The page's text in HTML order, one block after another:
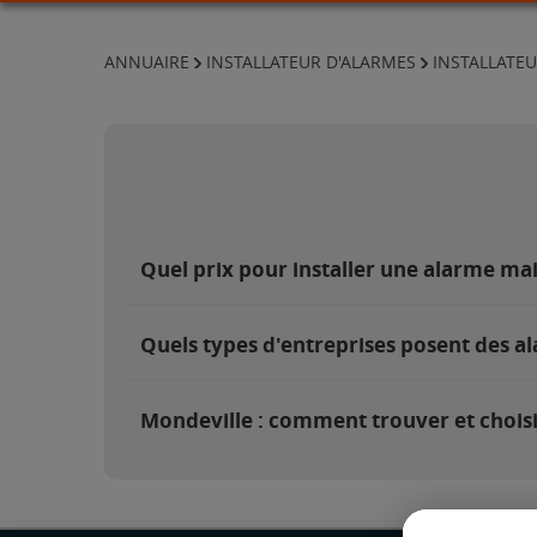
ANNUAIRE INSTALLATEUR D'ALARMES
Quel prix pour installer une alarme
Quels types d'entreprises posent des
Mondeville : comment trouver et